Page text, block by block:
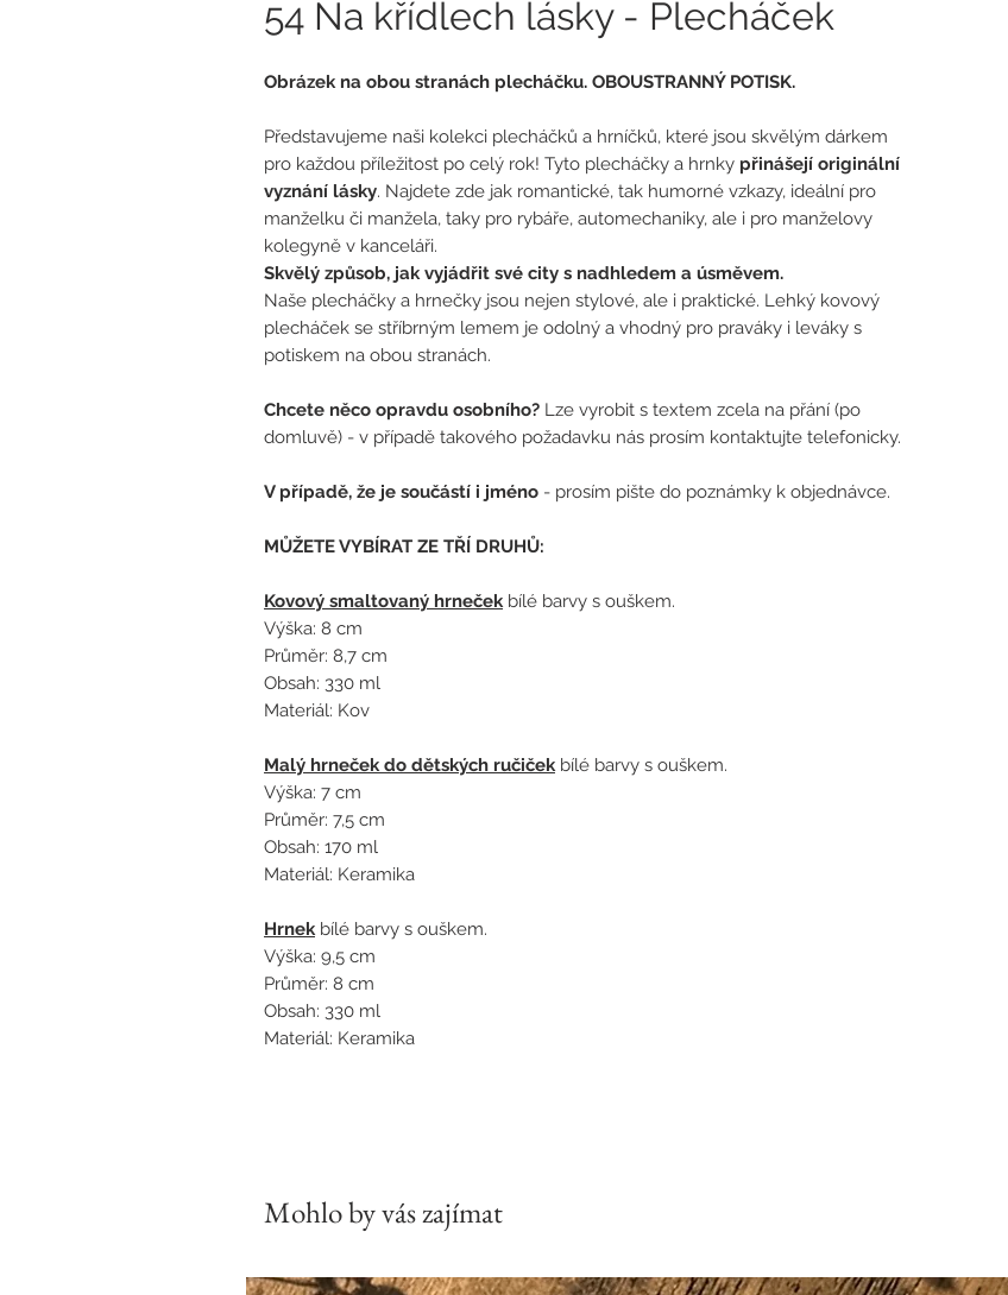
54 Na křídlech lásky - Plecháček
Obrázek na obou stranách plecháčku. OBOUSTRANNÝ POTISK.
Představujeme naši kolekci plecháčků a hrníčků, které jsou skvělým dárkem
pro každou příležitost po celý rok! Tyto plecháčky a hrnky přinášejí originální
vyznání lásky. Najdete zde jak romantické, tak humorné vzkazy, ideální pro
manželku či manžela, taky pro rybáře, automechaniky, ale i pro manželovy
kolegyně v kanceláři.
Skvělý způsob, jak vyjádřit své city s nadhledem a úsměvem.
Naše plecháčky a hrnečky jsou nejen stylové, ale i praktické. Lehký kovový
plecháček se stříbrným lemem je odolný a vhodný pro praváky i leváky s
potiskem na obou stranách.
Chcete něco opravdu osobního? Lze vyrobit s textem zcela na přání (po
domluvě) - v případě takového požadavku nás prosím kontaktujte telefonicky.
V případě, že je součástí i jméno - prosím pište do poznámky k objednávce.
MŮŽETE VYBÍRAT ZE TŘÍ DRUHŮ:
Kovový smaltovaný hrnečekbílé barvy s ouškem.
Výška: 8 cm
Průměr: 8,7 cm
Obsah: 330 ml
Materiál: Kov
Malý hrneček do dětských ručičekbílé barvy s ouškem.
Výška: 7 cm
Průměr: 7,5 cm
Obsah: 170 ml
Materiál: Keramika
Hrnekbílé barvy s ouškem.
Výška: 9,5 cm
Průměr: 8 cm
Obsah: 330 ml
Materiál: Keramika
Mohlo by vás zajímat